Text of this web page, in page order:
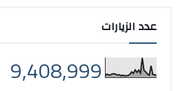
عدد الزيارات
9,408,999